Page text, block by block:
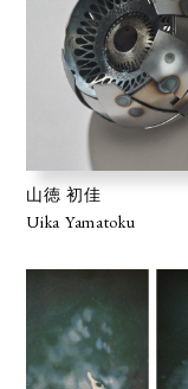
山徳 初佳
Uika Yamatoku